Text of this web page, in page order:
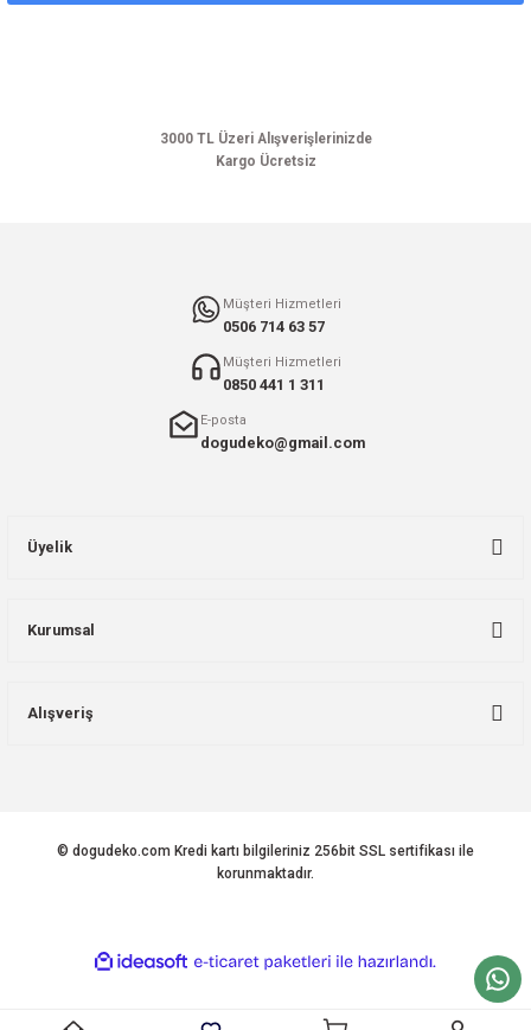
3000 TL Üzeri Alışverişlerinizde
Kargo Ücretsiz
Müşteri Hizmetleri
0506 714 63 57
Müşteri Hizmetleri
0850 441 1 311
E-posta
dogudeko@gmail.com
Üyelik
Kurumsal
Alışveriş
© dogudeko.com Kredi kartı bilgileriniz 256bit SSL sertifikası ile
korunmaktadır.
ideasoft
e-
hazırlandı.